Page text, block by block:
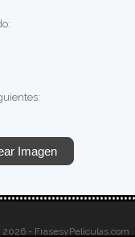
- FrasesyPeliculas.com